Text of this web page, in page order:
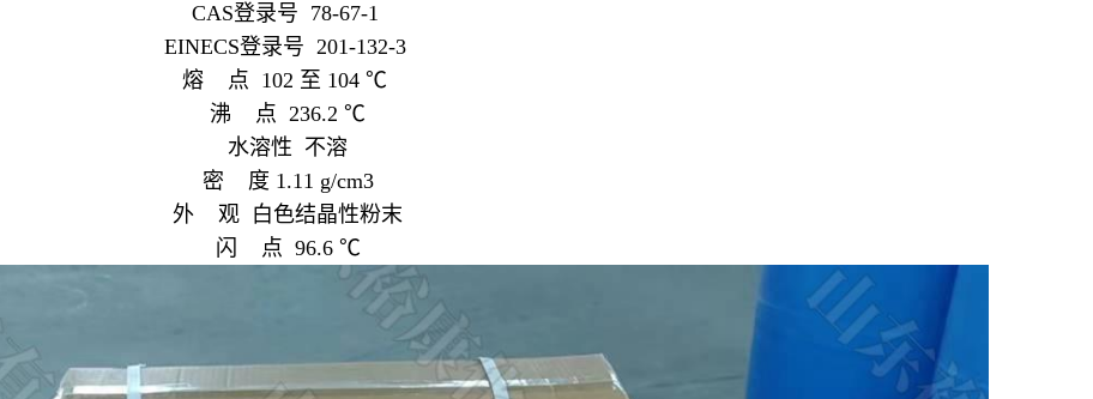
CAS登录号 78-67-1
EINECS登录号 201-132-3
熔 点 102 至 104 ℃
沸 点 236.2 ℃
水溶性 不溶
密 度 1.11 g/cm3
外 观 白色结晶性粉末
闪 点 96.6 ℃